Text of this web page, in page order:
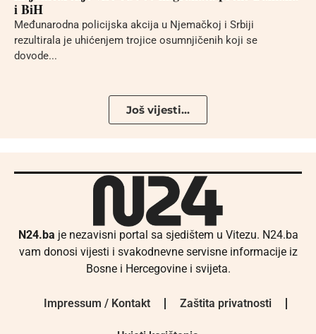
i BiH
Međunarodna policijska akcija u Njemačkoj i Srbiji
rezultirala je uhićenjem trojice osumnjičenih koji se
dovode...
Još vijesti...
N24.ba je nezavisni portal sa sjedištem u Vitezu. N24.ba
vam donosi vijesti i svakodnevne servisne informacije iz
Bosne i Hercegovine i svijeta.
Impressum / Kontakt Zaštita privatnosti